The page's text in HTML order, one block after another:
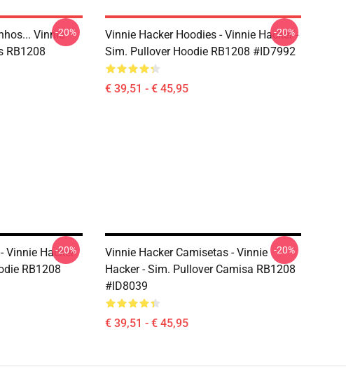
Vinnie
RB1208
-20%
Vinnie Hacker Hoodies - Vinnie Hacker -
Sim. Pullover Hoodie RB1208 #ID7992
€ 39,51 - € 45,95
-20%
Vinnie Hacker
RB1208
-20%
Vinnie Hacker Camisetas - Vinnie
Hacker - Sim. Pullover Camisa RB1208
#ID8039
€ 39,51 - € 45,95
-20%